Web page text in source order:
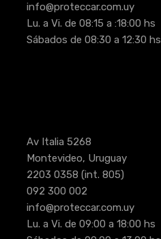
info@proteccar.com.uy
Lu. a Vi. de 08:15 a :18:00 hs
Sábados de 08:30 a 12:30 hs
Av Italia 5268
Montevideo, Uruguay
2203 0358 (int. 805)
092 300 002
info@proteccar.com.uy
Lu. a Vi. de 09:00 a 18:00 hs